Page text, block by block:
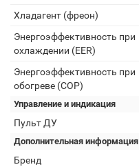
Хладагент (фреон)
Энергоэффективность при
охлаждении (EER)
Энергоэффективность при
обогреве (COP)
Управление и индикация
Пульт ДУ
Дополнительная информация
Бренд